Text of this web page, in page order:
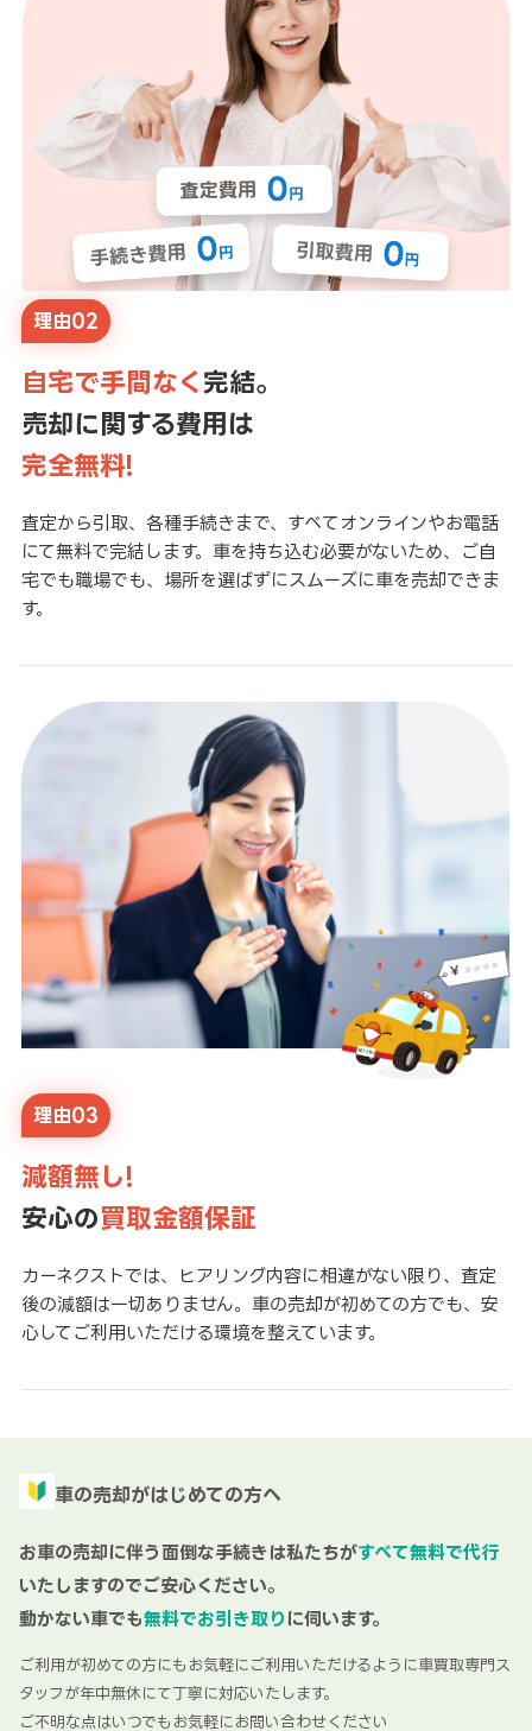
理由02
自宅で手間なく 完結。
売却に関する費用は
完全無料!
査定から引取、各種手続きまで、すべてオンラインやお電話
にて無料で完結します。車を持ち込む必要がないため、ご自
宅でも職場でも、場所を選ばずにスムーズに車を売却できま
す。
理由03
減額無し!
安心の買取金額保証
カーネクストでは、ヒアリング内容に相違がない限り、査定
後の減額は一切ありません。車の売却が初めての方でも、安
心してご利用いただける環境を整えています。
車の売却がはじめての方へ
お車の売却に伴う面倒な手続きは私たちがすべて無料で代行
いたしますのでご安心ください。
動かない車でも無料でお引き取りに伺います。
ご利用が初めての方にもお気軽にご利用いただけるように車買取専門ス
タッフが年中無休にて丁寧に対応いたします。
ご不明な点はいつでもお気軽にお問い合わせください